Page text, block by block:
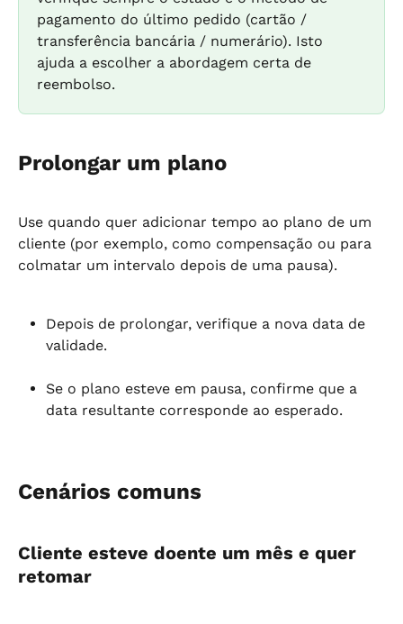
pagamento do último pedido (cartão /
transferência bancária / numerário). Isto
ajuda a escolher a abordagem certa de
reembolso.
Prolongar um plano
Use quando quer adicionar tempo ao plano de um
cliente (por exemplo, como compensação ou para
colmatar um intervalo depois de uma pausa).
Depois de prolongar, verifique a nova data de
validade.
Se o plano esteve em pausa, confirme que a
data resultante corresponde ao esperado.
Cenários comuns
Cliente esteve doente um mês e quer
retomar